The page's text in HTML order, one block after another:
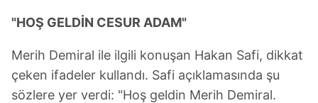
"HOŞ GELDİN CESUR ADAM"
Merih Demiral ile ilgili konuşan Hakan Safi, dikkat
çeken ifadeler kullandı. Safi açıklamasında şu
sözlere yer verdi: "Hoş geldin Merih Demiral.